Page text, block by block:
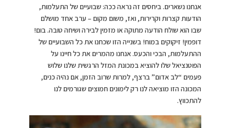
אנחנו נשארים. ביחסים זה נראה ככה: שבועיים של התעלמות,
הודעות קצרות וקרירות, ואז, משום מקום – ערב אחד מושלם
שבו הוא שולח הודעה מתוקה או מזמין לבירה ושיחה טובה. בום!
דופמין! זיקוקים במוח! בשנייה הזו שכחנו את כל השבועיים של
ההתעלמות, הבכי והכעס. אנחנו מהמרים את כל חיינו על
הפוטנציאל שלו להוציא במכונת המזל הרגשית שלנו שלוש
פעמים “לב אדום” ברצף, למרות שרוב הזמן, אם נהיה כנים,
המכונה הזו מוציאה לנו רק לימונים חמוצים שגורמים לנו
להתכווץ.